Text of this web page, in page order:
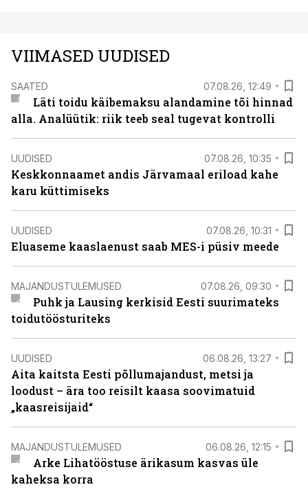
VIIMASED UUDISED
SAATED 07.08.26, 12:49
Läti toidu käibemaksu alandamine tõi hinnad
alla. Analüütik: riik teeb seal tugevat kontrolli
UUDISED 07.08.26, 10:35
Keskkonnaamet andis Järvamaal eriload kahe
karu küttimiseks
UUDISED 07.08.26, 10:31
Eluaseme kaaslaenust saab MES-i püsiv meede
MAJANDUSTULEMUSED 07.08.26, 09:30
Puhk ja Lausing kerkisid Eesti suurimateks
toidutöösturiteks
UUDISED 06.08.26, 13:27
Aita kaitsta Eesti põllumajandust, metsi ja
loodust – ära too reisilt kaasa soovimatuid
„kaasreisijaid“
MAJANDUSTULEMUSED 06.08.26, 12:15
Arke Lihatööstuse ärikasum kasvas üle
kaheksa korra